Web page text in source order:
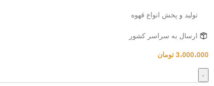
توليد و پخش انواع قهوه
ارسال به سراسر کشور
3،000،000 تومان